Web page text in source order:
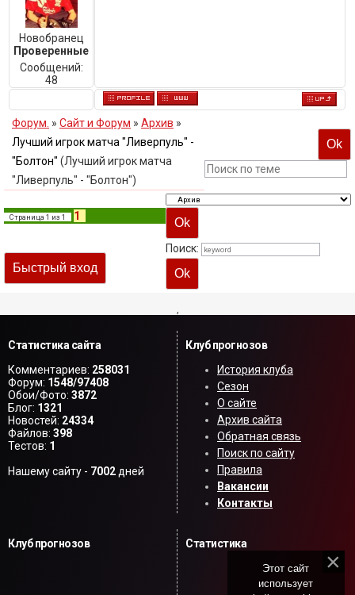
Новобранец
Проверенные
Сообщений:
48
Форум. » Сайт и Форум » Архив »
Лучший игрок матча "Ливерпуль" -
"Болтон" (Лучший игрок матча
"Ливерпуль" - "Болтон")
Страница 1 из 1 1
Поиск:
,
Статистика сайта
Комментариев: 258031
Форум: 1548/97408
Обои/Фото: 3872
Блог: 1321
Новостей: 24334
Файлов: 398
Тестов: 1
Нашему сайту - 7002 дней
Клуб прогнозов
История клуба
Сезон
О сайте
Архив сайта
Обратная связь
Поиск по сайту
Правила
Вакансии
Контакты
Клуб прогнозов Статистика
Этот сайт
использует